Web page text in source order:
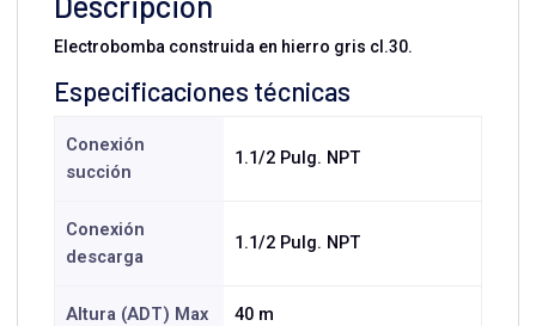
Electrobomba construida en hierro gris cl.30.
Especificaciones técnicas
Conexión
succión
1.1/2 Pulg. NPT
Conexión
descarga
1.1/2 Pulg. NPT
Altura (ADT) Max 40 m